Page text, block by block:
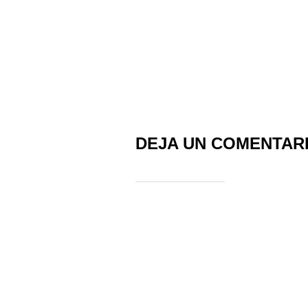
DEJA UN